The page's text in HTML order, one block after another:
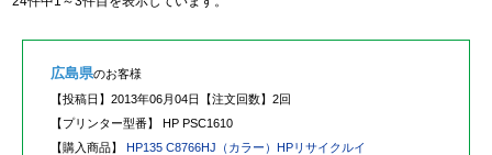
広島県のお客様
【投稿日】 2013年06月04日 【注文回数】 2回
【プリンター型番】 HP PSC1610
【購入商品】 HP135 C8766HJ（カラー）HPリサイクルイ